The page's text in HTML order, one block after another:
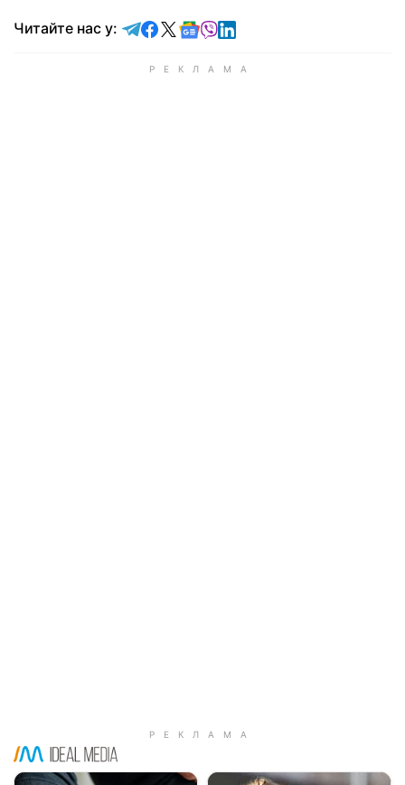
Читайте нас у: Читайте у Telegram
Читайте у Facebook
Читайте у X
Читайте у Google news
Читайте у Viber
Читайте у LinkedIn